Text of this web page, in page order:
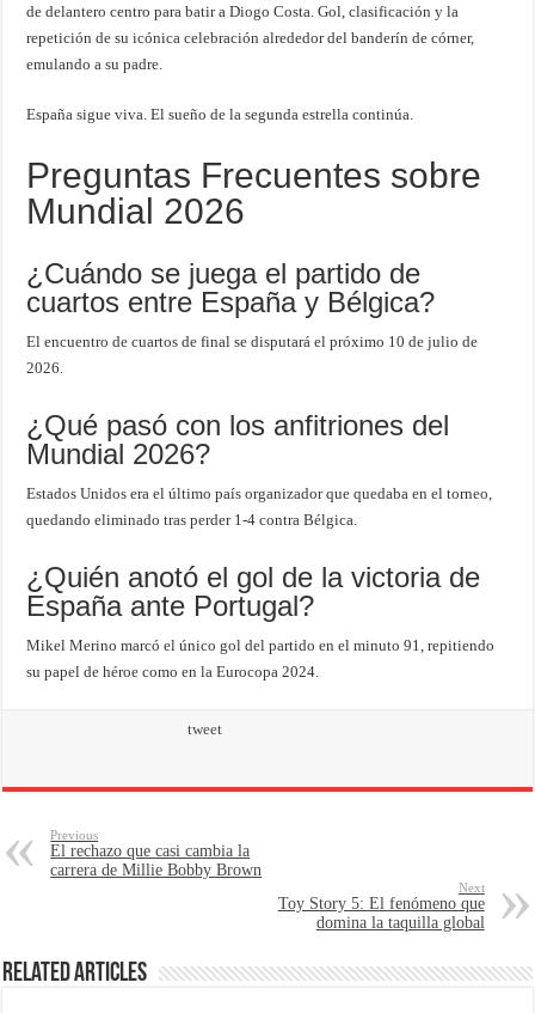
de delantero centro para batir a Diogo Costa. Gol, clasificación y la
repetición de su icónica celebración alrededor del banderín de córner,
emulando a su padre.
España sigue viva. El sueño de la segunda estrella continúa.
Preguntas Frecuentes sobre
Mundial 2026
¿Cuándo se juega el partido de
cuartos entre España y Bélgica?
El encuentro de cuartos de final se disputará el próximo 10 de julio de
2026.
¿Qué pasó con los anfitriones del
Mundial 2026?
Estados Unidos era el último país organizador que quedaba en el torneo,
quedando eliminado tras perder 1-4 contra Bélgica.
¿Quién anotó el gol de la victoria de
España ante Portugal?
Mikel Merino marcó el único gol del partido en el minuto 91, repitiendo
su papel de héroe como en la Eurocopa 2024.
tweet
Previous
El rechazo que casi cambia la
carrera de Millie Bobby Brown
Next
Toy Story 5: El fenómeno que
domina la taquilla global
Related Articles